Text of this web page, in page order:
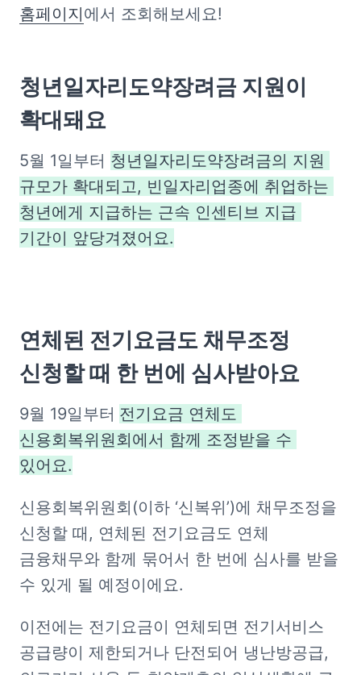
홈페이지에서 조회해보세요!
청년일자리도약장려금 지원이
확대돼요
5월 1일부터 청년일자리도약장려금의 지원
규모가 확대되고, 빈일자리업종에 취업하는
청년에게 지급하는 근속 인센티브 지급
기간이 앞당겨졌어요.
연체된 전기요금도 채무조정
신청할 때 한 번에 심사받아요
9월 19일부터 전기요금 연체도
신용회복위원회에서 함께 조정받을 수
있어요.
신용회복위원회(이하 ‘신복위’)에 채무조정을
신청할 때, 연체된 전기요금도 연체
금융채무와 함께 묶어서 한 번에 심사를 받을
수 있게 될 예정이에요.
이전에는 전기요금이 연체되면 전기서비스
공급량이 제한되거나 단전되어 냉난방공급,